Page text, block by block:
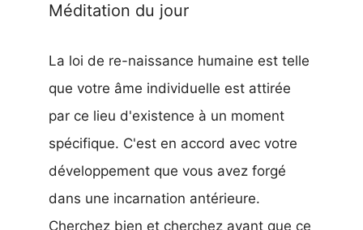
Méditation du jour
La loi de re-naissance humaine est telle
que votre âme individuelle est attirée
par ce lieu d'existence à un moment
spécifique. C'est en accord avec votre
développement que vous avez forgé
dans une incarnation antérieure.
Cherchez bien et cherchez avant que ce